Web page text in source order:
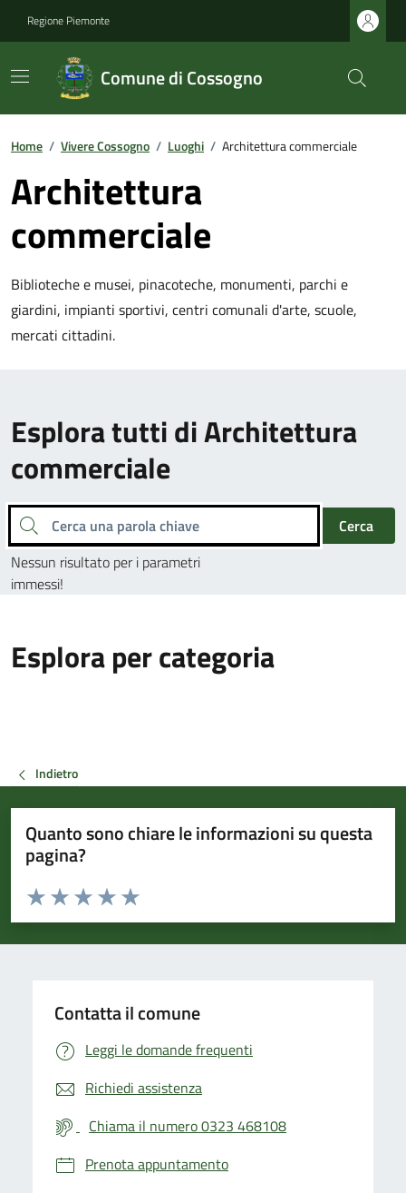
Regione Piemonte
Comune di Cossogno
Home / Vivere Cossogno / Luoghi / Architettura commerciale
Architettura
commerciale
Biblioteche e musei, pinacoteche, monumenti, parchi e
giardini, impianti sportivi, centri comunali d'arte, scuole,
mercati cittadini.
Esplora tutti di Architettura
commerciale
Cerca una parola chiave
Cerca
Nessun risultato per i parametri
immessi!
Esplora per categoria
Indietro
Quanto sono chiare le informazioni su questa
pagina?
Valuta da 1 a 5 stelle la pagina
Valuta 5 stelle su 5
Valuta 4 stelle su 5
Valuta 3 stelle su 5
Valuta 2 stelle su 5
Valuta 1 stelle su 5
Contatta il comune
Leggi le domande frequenti
Richiedi assistenza
Chiama il numero 0323 468108
Prenota appuntamento